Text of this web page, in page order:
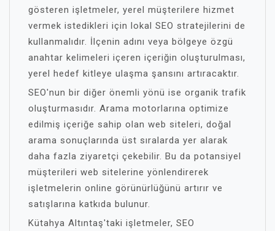
gösteren işletmeler, yerel müşterilere hizmet
vermek istedikleri için lokal SEO stratejilerini de
kullanmalıdır. İlçenin adını veya bölgeye özgü
anahtar kelimeleri içeren içeriğin oluşturulması,
yerel hedef kitleye ulaşma şansını artıracaktır.
SEO'nun bir diğer önemli yönü ise organik trafik
oluşturmasıdır. Arama motorlarına optimize
edilmiş içeriğe sahip olan web siteleri, doğal
arama sonuçlarında üst sıralarda yer alarak
daha fazla ziyaretçi çekebilir. Bu da potansiyel
müşterileri web sitelerine yönlendirerek
işletmelerin online görünürlüğünü artırır ve
satışlarına katkıda bulunur.
Kütahya Altıntaş'taki işletmeler, SEO